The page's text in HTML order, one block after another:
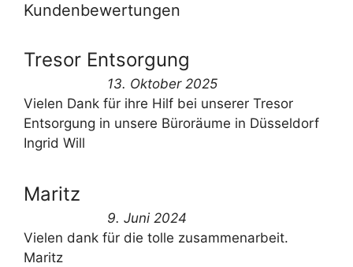
Kundenbewertungen
Tresor Entsorgung
13. Oktober 2025
Vielen Dank für ihre Hilf bei unserer Tresor
Entsorgung in unsere Büroräume in Düsseldorf
Ingrid Will
Maritz
9. Juni 2024
Vielen dank für die tolle zusammenarbeit.
Maritz